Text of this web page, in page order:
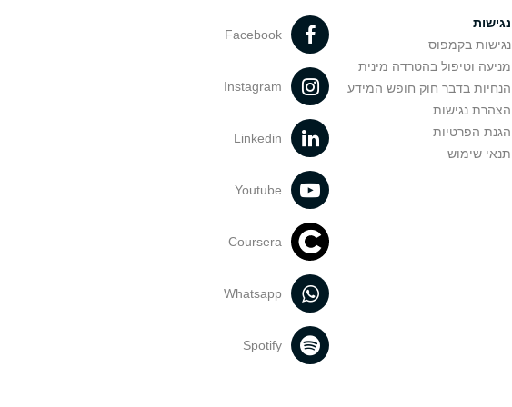
נגישות
נגישות בקמפוס
מניעה וטיפול בהטרדה מינית
הנחיות בדבר חוק חופש המידע
הצהרת נגישות
הגנת הפרטיות
תנאי שימוש
Facebook
Instagram
Linkedin
Youtube
Coursera
Whatsapp
Spotify